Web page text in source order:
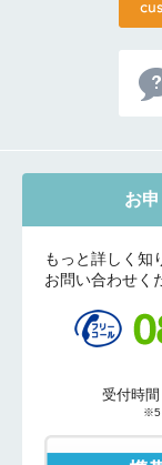
お
もっと詳しく知
お問い合わせく
受付時
※5